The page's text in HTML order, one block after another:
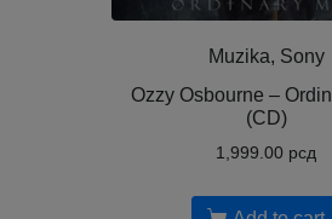
Muzika, Sony
Ozzy Osbourne ‎–
(CD)
1,999.00 рсд